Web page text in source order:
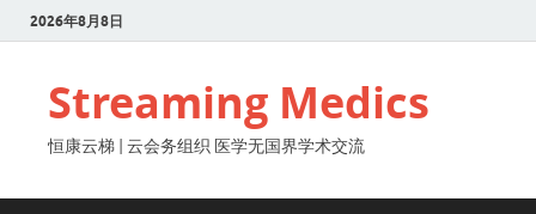
2026年8月8日
Streaming Medics
恒康云梯 | 云会务组织 医学无国界学术交流